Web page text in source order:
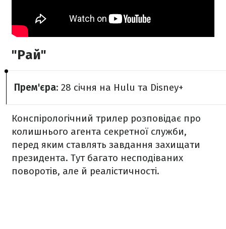
"Рай"
Прем'єра: 28 січня на Hulu та Disney+
Конспірологічний трилер розповідає про
колишнього агента секретної служби,
перед яким ставлять завдання захищати
президента. Тут багато несподіваних
поворотів, але й реалістичності.